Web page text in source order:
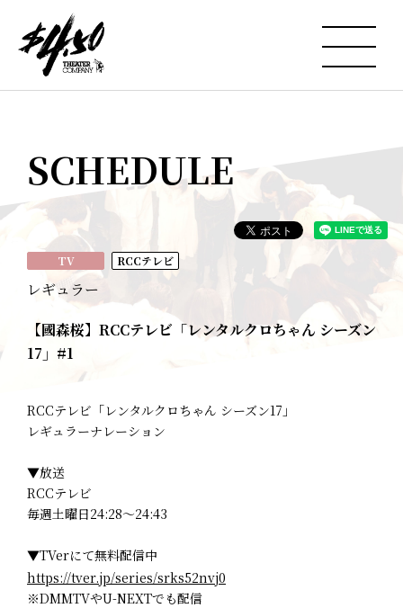
SCHEDULE
レギュラー
TV RCCテレビ
【國森桜】RCCテレビ「レンタルクロちゃん シーズン
17」#1
RCCテレビ「レンタルクロちゃん シーズン17」
レギュラーナレーション
▼放送
RCCテレビ
毎週土曜日24:28～24:43
▼TVerにて無料配信中
https://tver.jp/series/srks52nvj0
※DMMTVやU-NEXTでも配信